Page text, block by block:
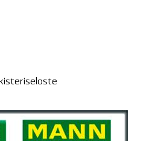
seloste